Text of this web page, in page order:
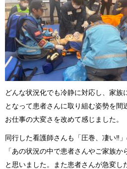
どんな状況化でも冷静に対応し、家族
となって患者さんに取り組む姿勢を間
お仕事の大変さを改めて感じました。
同行した看護師さんも「圧巻、凄い‼」
「あの状況の中で患者さんやご家族
と思いました。また患者さんが急変し